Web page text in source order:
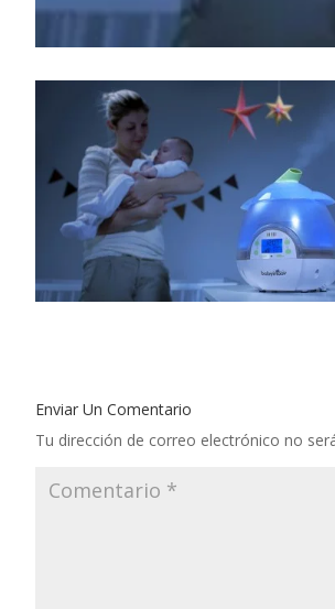
Enviar Un Comentario
Tu dirección de correo electrónico no